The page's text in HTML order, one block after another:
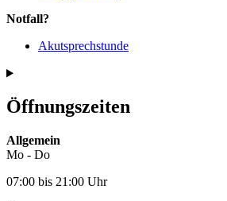
Notfall?
Akutsprechstunde
Öffnungszeiten
Allgemein
Mo - Do
07:00 bis 21:00 Uhr